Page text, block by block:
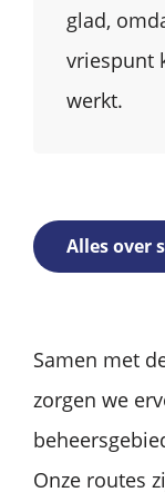
glad,
vriespunt
werkt.
Alles over
Samen met
zorgen we
Onze routes